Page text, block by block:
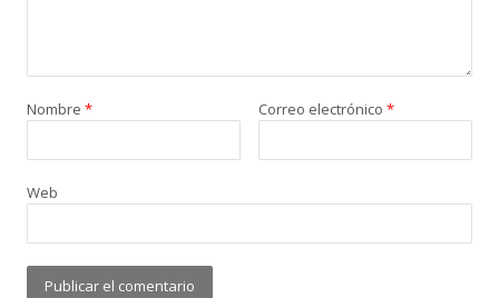
Nombre * Correo electrónico *
Web